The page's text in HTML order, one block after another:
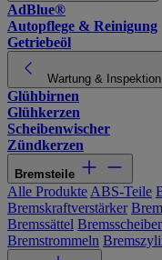
AdBlue®
Autopflege & Reinigung
Getriebeöl
Wartung & Inspektion
Glühbirnen
Glühkerzen
Scheibenwischer
Zündkerzen
Bremsteile
Alle Produkte ABS-Teile
Bremskraftverstärker
Bremssättel
Bremstrommeln